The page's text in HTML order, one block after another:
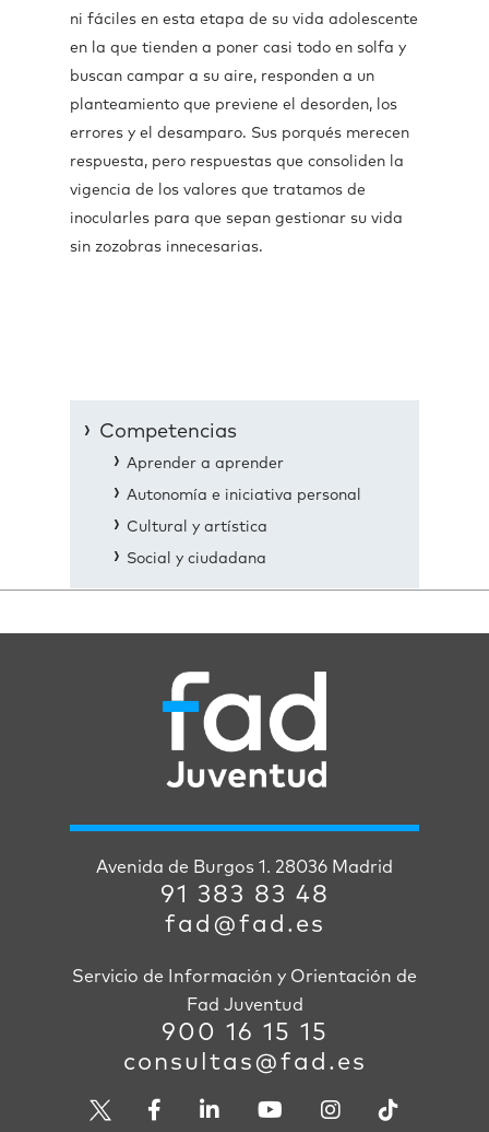
ni fáciles en esta etapa de su vida adolescente
en la que tienden a poner casi todo en solfa y
buscan campar a su aire, responden a un
planteamiento que previene el desorden, los
errores y el desamparo. Sus porqués merecen
respuesta, pero respuestas que consoliden la
vigencia de los valores que tratamos de
inocularles para que sepan gestionar su vida
sin zozobras innecesarias.
Competencias
Aprender a aprender
Autonomía e iniciativa personal
Cultural y artística
Social y ciudadana
Avenida de Burgos 1. 28036 Madrid
91 383 83 48
fad@fad.es
Servicio de Información y Orientación de
Fad Juventud
900 16 15 15
consultas@fad.es